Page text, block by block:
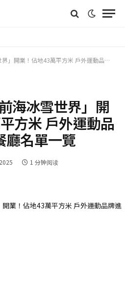
佔地43萬平方米 戶外運動品牌進駐 商戶/餐廳名單一覽
海冰雪世界」開
方米 戶外運動品
廳名單一覽
1 分钟阅读